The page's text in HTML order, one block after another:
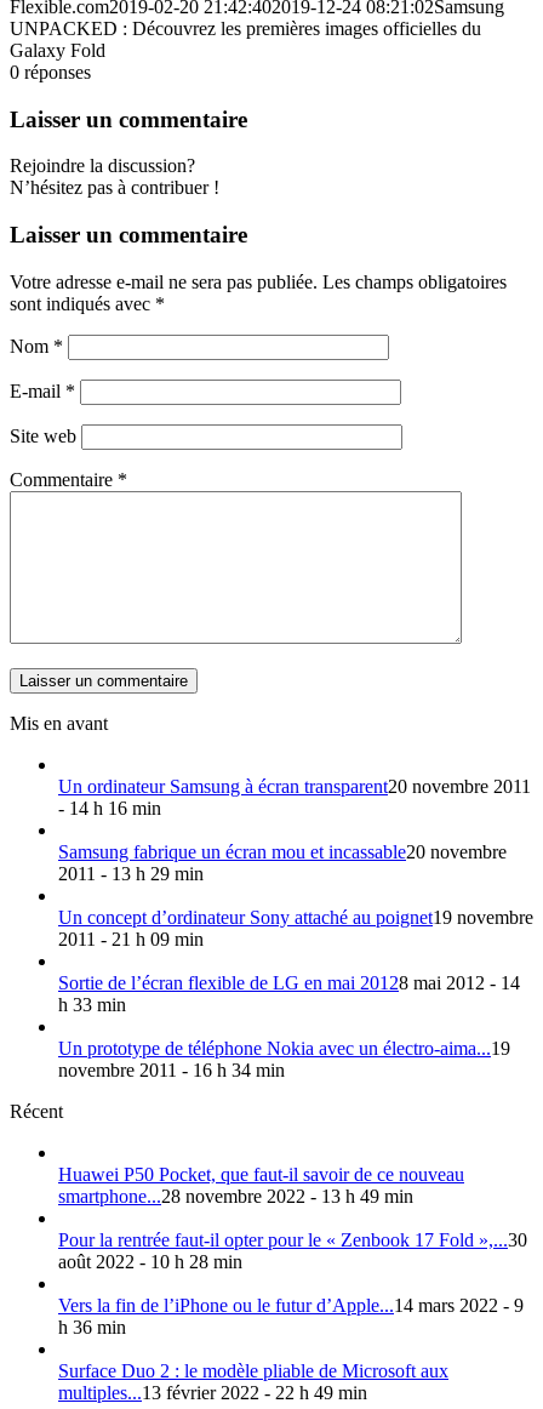
Flexible.com2019-02-20 21:42:402019-12-24 08:21:02Samsung
UNPACKED : Découvrez les premières images officielles du
Galaxy Fold
0 réponses
Laisser un commentaire
Rejoindre la discussion?
N’hésitez pas à contribuer !
Laisser un commentaire
Votre adresse e-mail ne sera pas publiée. Les champs obligatoires
sont indiqués avec *
Nom *
E-mail *
Site web
Commentaire *
Mis en avant
Un ordinateur Samsung à écran transparent20 novembre 2011
- 14 h 16 min
Samsung fabrique un écran mou et incassable20 novembre
2011 - 13 h 29 min
Un concept d’ordinateur Sony attaché au poignet19 novembre
2011 - 21 h 09 min
Sortie de l’écran flexible de LG en mai 20128 mai 2012 - 14
h 33 min
Un prototype de téléphone Nokia avec un électro-aima...19
novembre 2011 - 16 h 34 min
Récent
Huawei P50 Pocket, que faut-il savoir de ce nouveau
smartphone...28 novembre 2022 - 13 h 49 min
Pour la rentrée faut-il opter pour le « Zenbook 17 Fold »,...30
août 2022 - 10 h 28 min
Vers la fin de l’iPhone ou le futur d’Apple...14 mars 2022 - 9
h 36 min
Surface Duo 2 : le modèle pliable de Microsoft aux
multiples...13 février 2022 - 22 h 49 min